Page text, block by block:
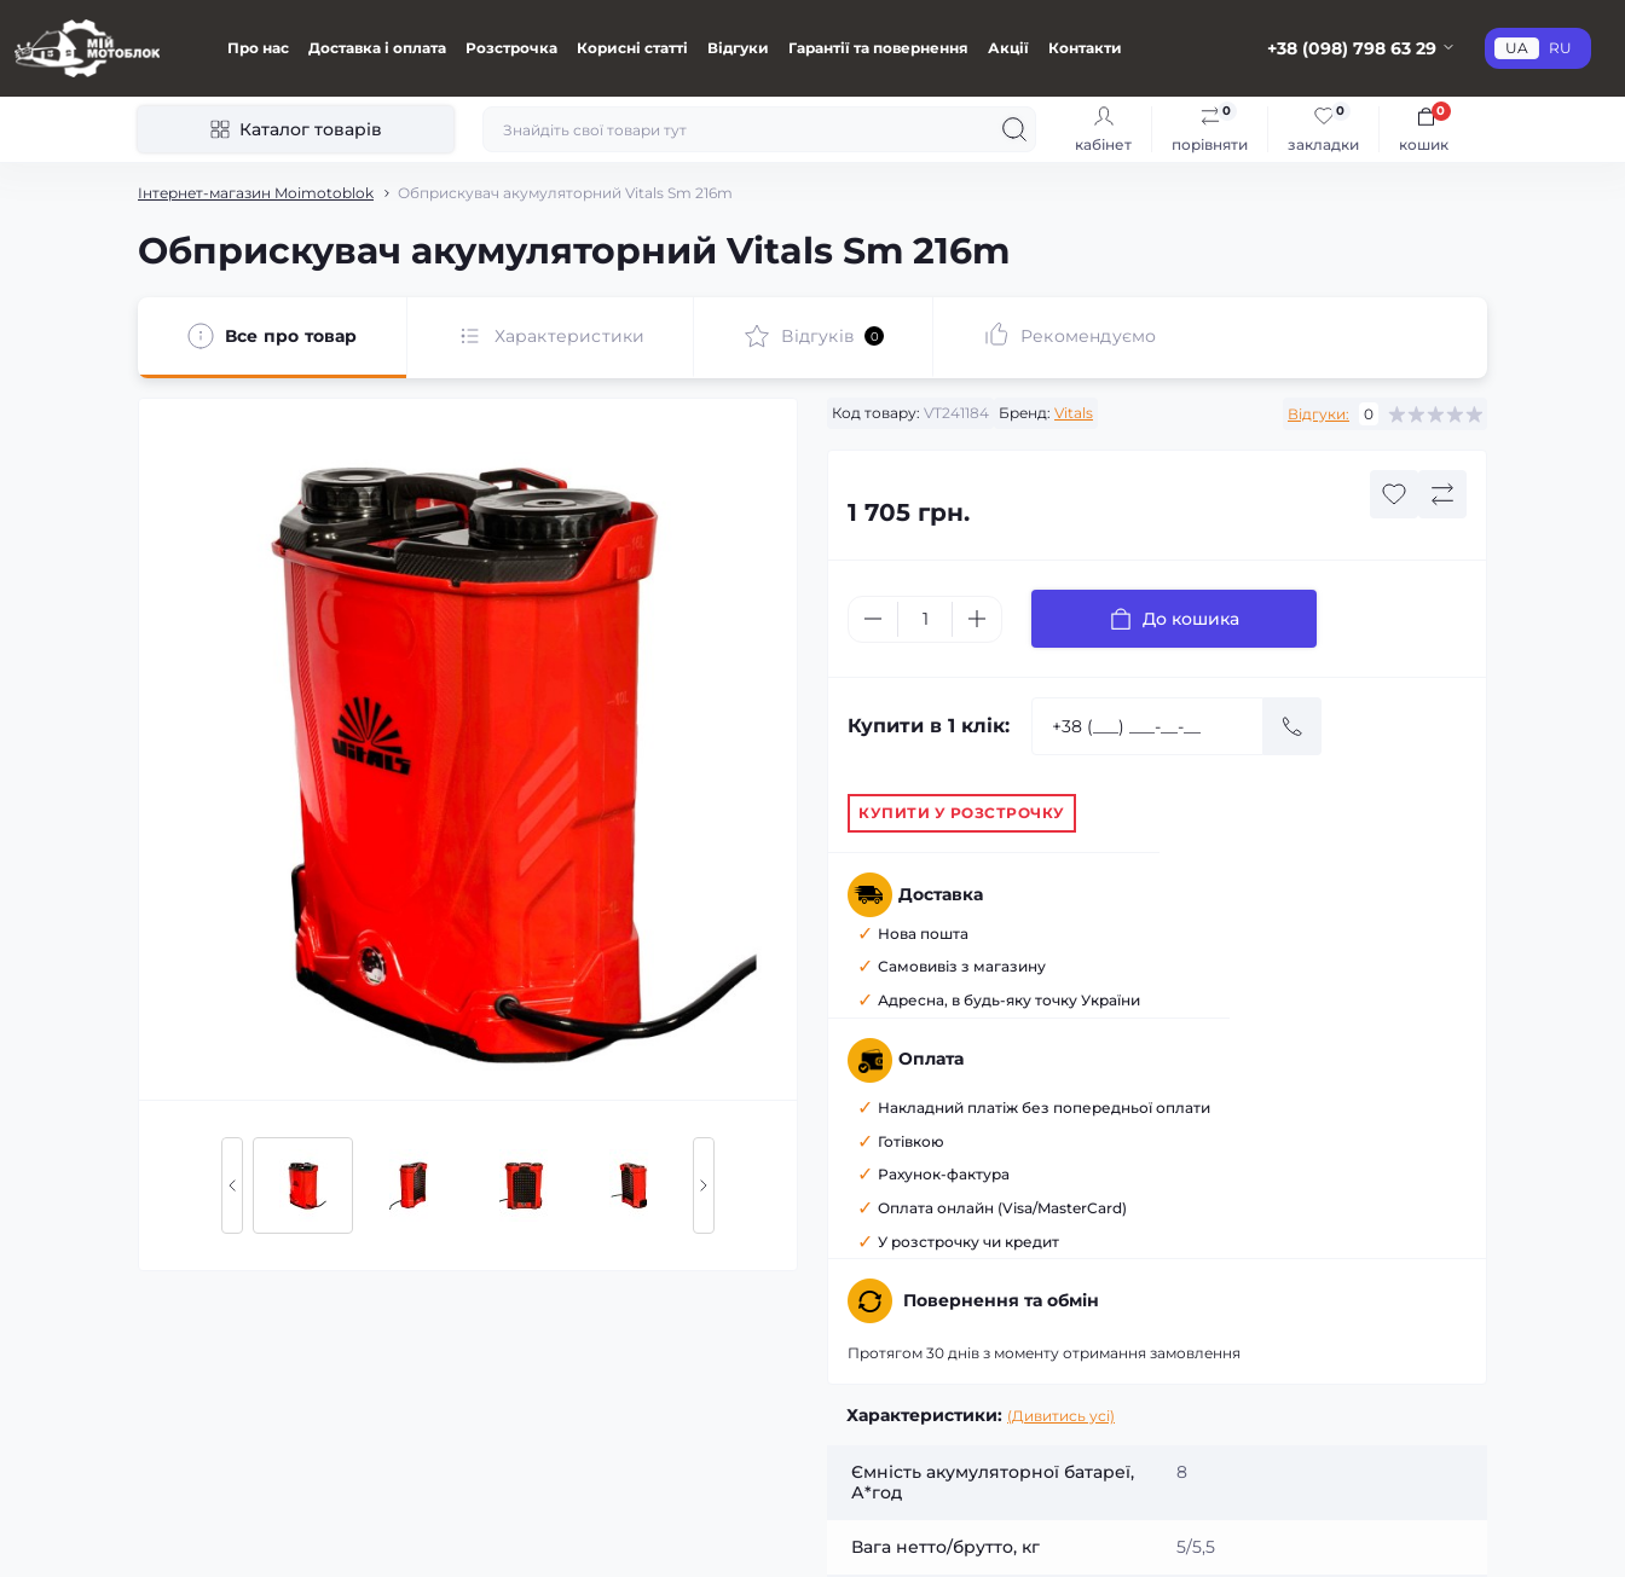
Про нас Доставка і оплата Розстрочка Корисні статті Відгуки Гарантії та повернення Акції Контакти +38 (098) 798 63 29 UA RU
Каталог товарів
кабінет порівняти
0
закладки
0
кошик
0
Інтернет-магазин Moimotoblok Обприскувач акумуляторний Vitals Sm 216m
Обприскувач акумуляторний Vitals Sm 216m
Все про товар Характеристики Відгуків 0 Рекомендуємо
Код товару: VT241184 Бренд: Vitals Відгуки: 0
1 705 грн.
До кошика
Купити в 1 клік:
КУПИТИ У РОЗСТРОЧКУ
Доставка
Нова пошта
Самовивіз з магазину
Адресна, в будь-яку точку України
Оплата
Накладний платіж без попередньої оплати
Готівкою
Рахунок-фактура
Оплата онлайн (Visa/MasterCard)
У розстрочку чи кредит
Повернення та обмін
Протягом 30 днів з моменту отримання замовлення
Характеристики: (Дивитись усі)
Ємність акумуляторної батареї,
А*год
8
Вага нетто/брутто, кг 5/5,5